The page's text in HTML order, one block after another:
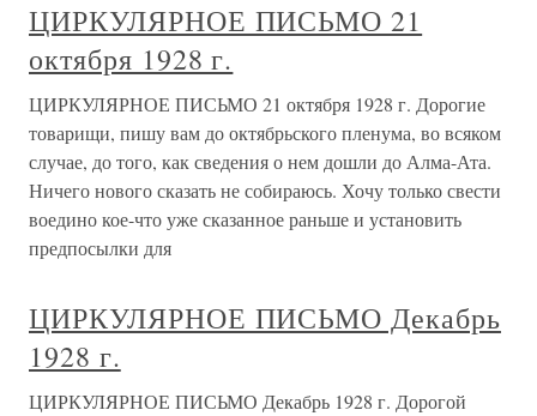
ЦИРКУЛЯРНОЕ ПИСЬМО 21
октября 1928 г.
ЦИРКУЛЯРНОЕ ПИСЬМО 21 октября 1928 г. Дорогие
товарищи, пишу вам до октябрьского пленума, во всяком
случае, до того, как сведения о нем дошли до Алма-Ата.
Ничего нового сказать не собираюсь. Хочу только свести
воедино кое-что уже сказанное раньше и установить
предпосылки для
ЦИРКУЛЯРНОЕ ПИСЬМО Декабрь
1928 г.
ЦИРКУЛЯРНОЕ ПИСЬМО Декабрь 1928 г. Дорогой